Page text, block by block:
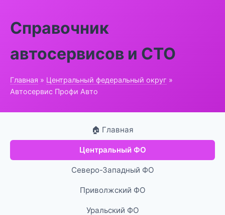
Справочник
автосервисов и СТО
Главная » Центральный федеральный округ »
Автосервис Профи Авто
🏠 Главная
Центральный ФО
Северо-Западный ФО
Приволжский ФО
Уральский ФО